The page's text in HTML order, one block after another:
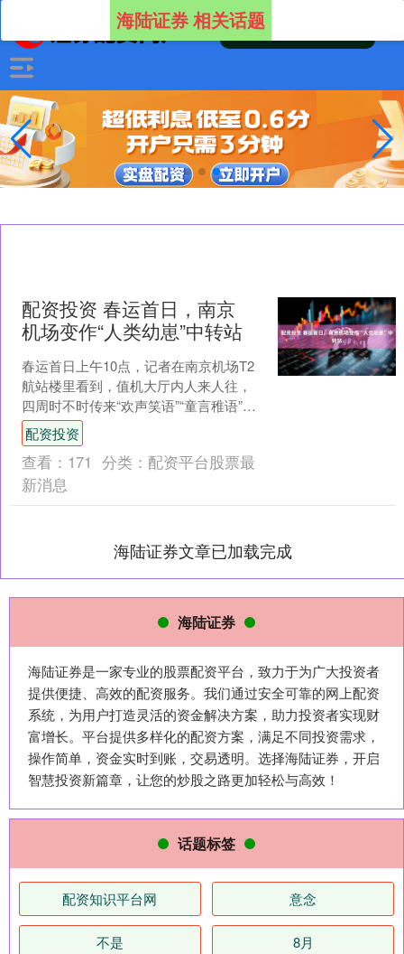
海陆证券 相关话题
配资投资 春运首日，南京
机场变作“人类幼崽”中转站
春运首日上午10点，记者在南京机场T2
航站楼里看到，值机大厅内人来人往，
四周时不时传来“欢声笑语”“童言稚语”配
资投资，每走几步就能遇到笑脸洋溢的
小朋友穿梭于人....
配资投资
查看： 171 分类： 配资平台股票最
新消息
海陆证券文章已加载完成
海陆证券
海陆证券是一家专业的股票配资平台，致力于为广大投资者
提供便捷、高效的配资服务。我们通过安全可靠的网上配资
系统，为用户打造灵活的资金解决方案，助力投资者实现财
富增长。平台提供多样化的配资方案，满足不同投资需求，
操作简单，资金实时到账，交易透明。选择海陆证券，开启
智慧投资新篇章，让您的炒股之路更加轻松与高效！
话题标签
配资知识平台网 意念
不是 8月